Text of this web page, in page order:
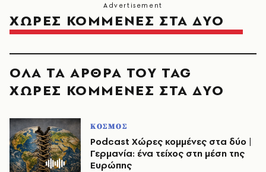
ΧΩΡΕΣ ΚΟΜΜΕΝΕΣ ΣΤΑ ΔΥΟ
ΟΛΑ ΤΑ ΑΡΘΡΑ ΤΟΥ TAG
ΧΩΡΕΣ ΚΟΜΜΕΝΕΣ ΣΤΑ ΔΥΟ
ΚΟΣΜΟΣ
Podcast Χώρες κομμένες στα δύο |
Γερμανία: ένα τείχος στη μέση της
Ευρώπης